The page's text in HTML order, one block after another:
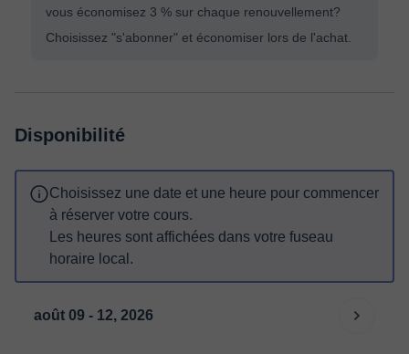
vous économisez 3 % sur chaque renouvellement?
Choisissez "s'abonner" et économiser lors de l'achat.
Disponibilité
Choisissez une date et une heure pour commencer
à réserver votre cours.
Les heures sont affichées dans votre fuseau
horaire local.
août 09 - 12, 2026